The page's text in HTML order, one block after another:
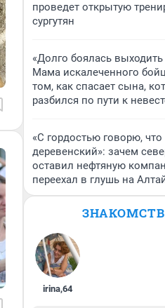
проведет открытую
сургутян
«Долго боялась выходить
Мама искалеченного
том, как спасает сына,
разбился по пути к
«С гордостью говорю, что
деревенский»: зачем
оставил нефтяную
переехал в глушь на
irina,64